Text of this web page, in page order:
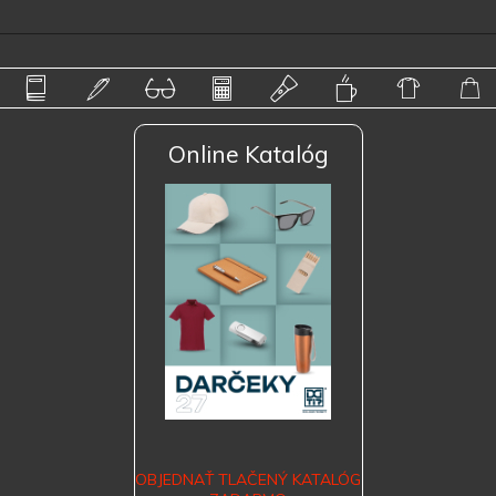
Online Katalóg
OBJEDNAŤ TLAČENÝ KATALÓG